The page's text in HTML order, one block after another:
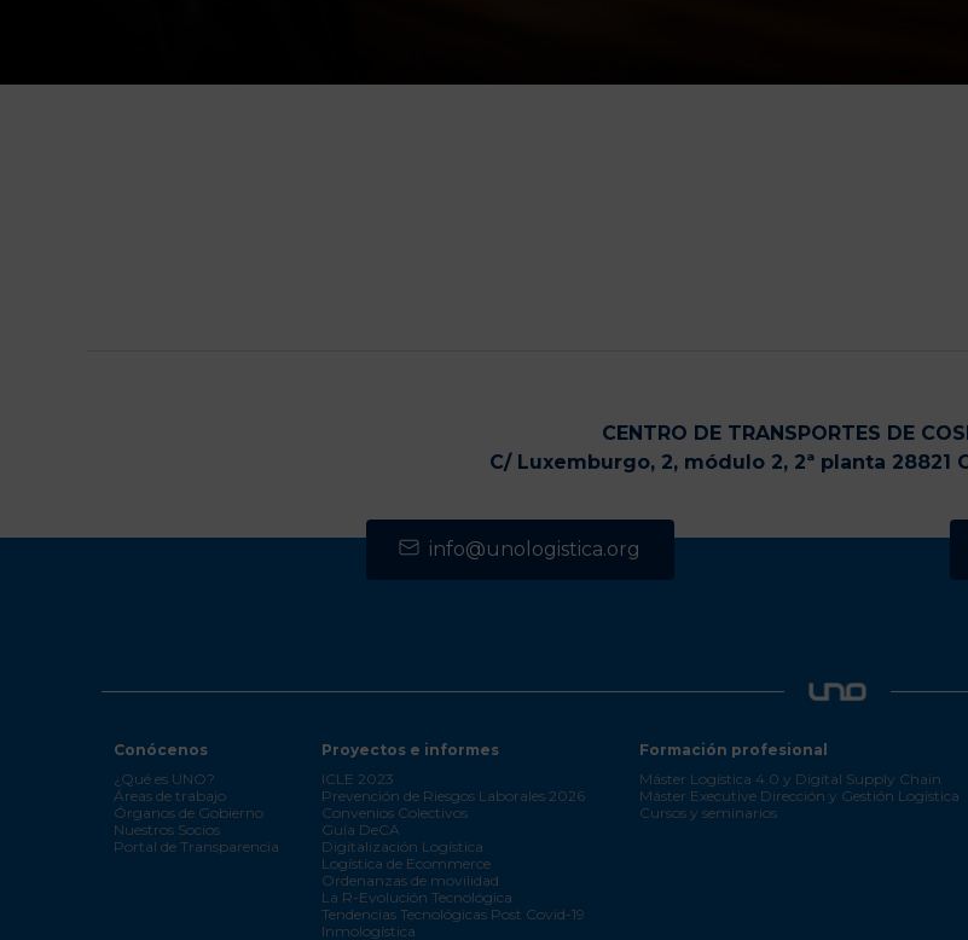
CENTRO DE TRANSPORTES DE
C/ Luxemburgo, 2, módulo 2, 2ª planta 28821
info@unologistica.org
Conócenos
¿Qué es UNO?
Áreas de trabajo
Órganos de Gobierno
Nuestros Socios
Portal de Transparencia
Proyectos e informes
ICLE 2023
Prevención de Riesgos Laborales 2026
Convenios Colectivos
Guía DeCA
Digitalización Logística
Logística de Ecommerce
Ordenanzas de movilidad
La R-Evolución Tecnológica
Tendencias Tecnológicas Post Covid-19
Inmologística
Formación profesional
Máster Logística 4.0 y Digital Supply Chain
Máster Executive Dirección y Gestión Logística
Cursos y seminarios